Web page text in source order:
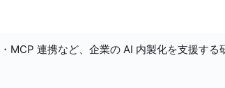
MCP 連携など、企業の AI 内製化を支援する